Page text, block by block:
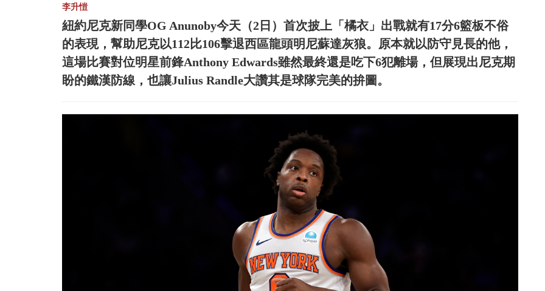
李升愷
紐約尼克新同學OG Anunoby今天（2日）首次披上「橘衣」出戰就有17分6籃板不俗
的表現，幫助尼克以112比106擊退西區龍頭明尼蘇達灰狼。原本就以防守見長的他，
這場比賽對位明星前鋒Anthony Edwards雖然最終還是吃下6犯離場，但展現出尼克期
盼的鐵漢防線，也讓Julius Randle大讚其是球隊完美的拚圖。